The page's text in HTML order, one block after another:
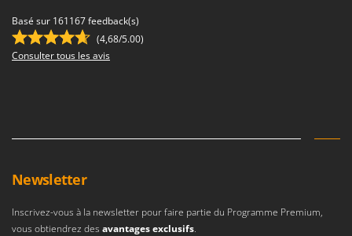
Troy-Bilt
U
Udor
Volpi
W
Waldner
Basé sur 161167 feedback(s)
(4,68/5.00)
Consulter tous les avis
Newsletter
Inscrivez-vous à la newsletter pour faire partie du Programme Premium,
vous obtiendrez des avantages exclusifs.